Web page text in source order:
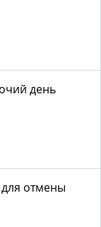
день
отмены